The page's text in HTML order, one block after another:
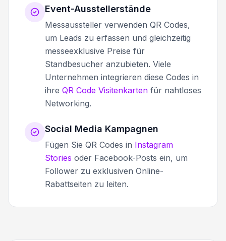
Event-Ausstellerstände
Messaussteller verwenden QR Codes,
um Leads zu erfassen und gleichzeitig
messeexklusive Preise für
Standbesucher anzubieten. Viele
Unternehmen integrieren diese Codes in
ihre QR Code Visitenkarten für nahtloses
Networking.
Social Media Kampagnen
Fügen Sie QR Codes in Instagram
Stories oder Facebook-Posts ein, um
Follower zu exklusiven Online-
Rabattseiten zu leiten.